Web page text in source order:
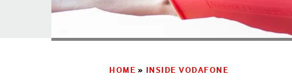
HOME » INSIDE VODAFONE